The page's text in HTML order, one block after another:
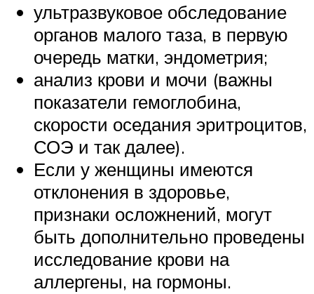
ультразвуковое обследование
органов малого таза, в первую
очередь матки, эндометрия;
анализ крови и мочи (важны
показатели гемоглобина,
скорости оседания эритроцитов,
СОЭ и так далее).
Если у женщины имеются
отклонения в здоровье,
признаки осложнений, могут
быть дополнительно проведены
исследование крови на
аллергены, на гормоны.